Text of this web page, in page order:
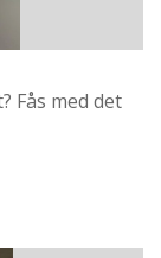
Fås med det